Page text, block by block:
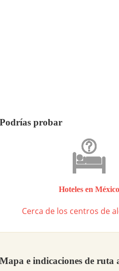
Podrías probar
Hoteles en México
Cerca de los centros de
Mapa e indicaciones de ruta